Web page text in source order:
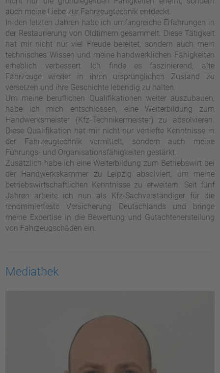
auch meine Liebe zur Fahrzeugtechnik entdeckt.
In den letzten Jahren habe ich umfangreiche Erfahrungen in
der Restaurierung von Oldtimern gesammelt. Diese Tätigkeit
hat mir nicht nur viel Freude bereitet, sondern auch mein
technisches Wissen und meine handwerklichen Fähigkeiten
erheblich verbessert. Ich finde es faszinierend, alte
Fahrzeuge wieder in ihren ursprünglichen Zustand zu
versetzen und ihre Geschichte lebendig zu halten.
Um meine beruflichen Qualifikationen weiter auszubauen,
habe ich mich entschlossen, eine Weiterbildung zum
Handwerksmeister (Kfz-Technikermeister) zu absolvieren.
Diese Qualifikation hat mir nicht nur vertiefte Kenntnisse in
der Fahrzeugtechnik vermittelt, sondern auch meine
Führungs- und Organisationsfähigkeiten gestärkt.
Zusätzlich habe ich eine Weiterbildung zum Betriebswirt bei
der Handwerkskammer zu Leipzig absolviert, um meine
betriebswirtschaftlichen Kenntnisse zu erweitern. Seit fünf
Jahren arbeite ich nun als Kfz-Sachverständiger für die
renommierteste Versicherung Deutschlands und bringe
meine Expertise in die Bewertung und Gutachtenerstellung
von Fahrzeugschäden ein.
Mediathek